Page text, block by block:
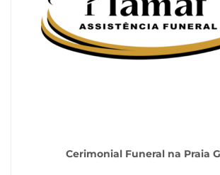
Cerimonial Funeral na Praia